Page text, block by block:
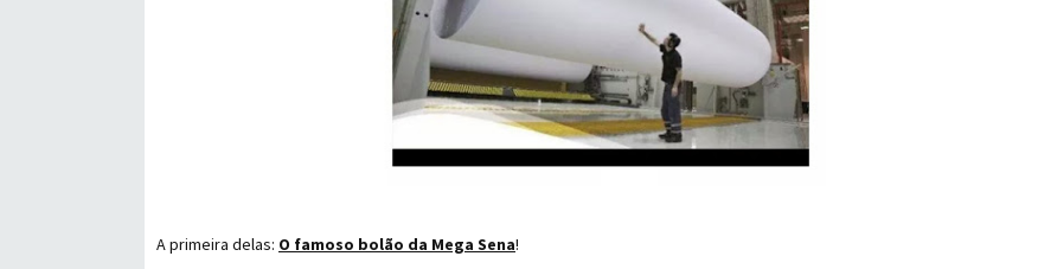
A primeira delas: O famoso bolão da Mega Sena!